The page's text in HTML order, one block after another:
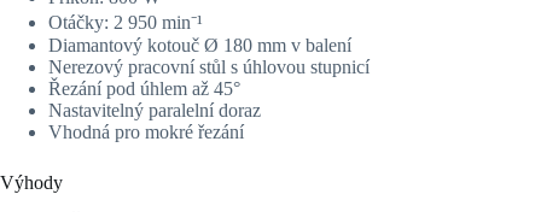
Otáčky: 2 950 min⁻¹
Diamantový kotouč Ø 180 mm v balení
Nerezový pracovní stůl s úhlovou stupnicí
Řezání pod úhlem až 45°
Nastavitelný paralelní doraz
Vhodná pro mokré řezání
Výhody